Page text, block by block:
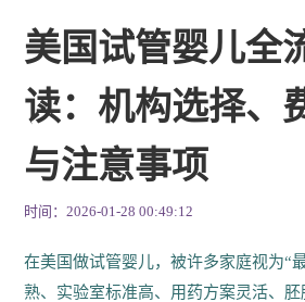
美国试管婴儿全
读：机构选择、
与注意事项
时间：2026-01-28 00:49:12
在美国做试管婴儿，被许多家庭视为“
熟、实验室标准高、用药方案灵活、胚